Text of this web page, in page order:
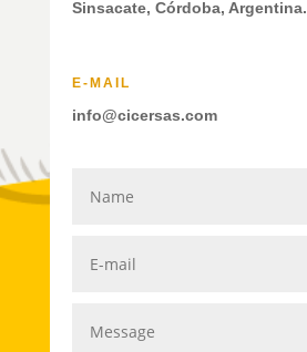
Sinsacate, Córdoba, Argentina.
E-MAIL
info@cicersas.com